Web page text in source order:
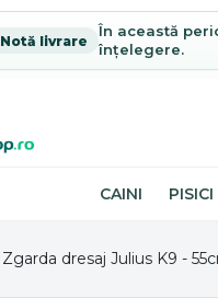
Notă livrare
În această
înțelegere.
CAINI PISICI
Zgarda dresaj Julius K9 -